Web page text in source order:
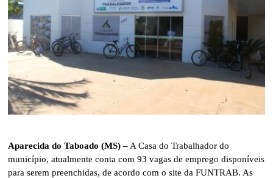
Aparecida do Taboado (MS) – A Casa do Trabalhador do
município, atualmente conta com 93 vagas de emprego disponíveis
para serem preenchidas, de acordo com o site da FUNTRAB. As